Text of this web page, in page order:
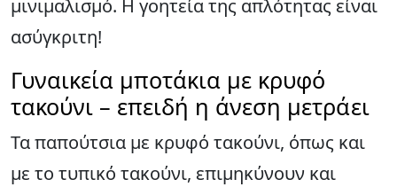
μινιμαλισμό. Η γοητεία της απλότητας είναι
ασύγκριτη!
Γυναικεία μποτάκια με κρυφό
τακούνι – επειδή η άνεση μετράει
Τα παπούτσια με κρυφό τακούνι, όπως και
με το τυπικό τακούνι, επιμηκύνουν και